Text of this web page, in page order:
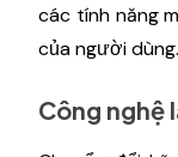
các tính năng
của người
Công nghệ